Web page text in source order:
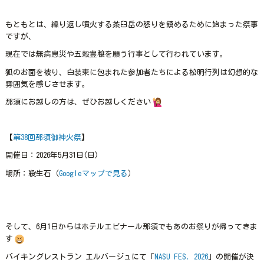
もともとは、繰り返し噴火する茶臼岳の怒りを鎮めるために始まった祭事
ですが、
現在では無病息災や五穀豊穣を願う行事として行われています。
狐のお面を被り、白装束に包まれた参加者たちによる松明行列は幻想的な
雰囲気を感じさせます。
那須にお越しの方は、ぜひお越しください
【 第38回那須御神火祭】
開催日：2026年5月31日(日)
場所：殺生石（Googleマップで見る ）
そして、6月1日からはホテルエピナール那須でもあのお祭りが帰ってきま
す
バイキングレストラン エルバージュにて「 NASU FES. 2026」の開催が決